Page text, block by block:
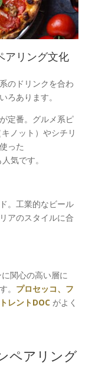
アリング文化
のドリンクを合わ
ろあります。
定番。グルメ系ピ
ノット）やシチリ
った
気です。
。工業的なビール
アのスタイルに合
関心の高い層に
。 プロセッコ、フ
レントDOCがよく
ペアリング